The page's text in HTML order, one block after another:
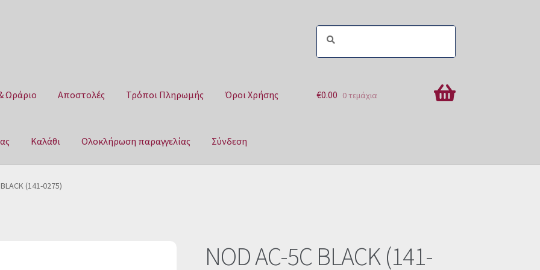
Ωράριο Αποστολές Τρόποι Πληρωμής Όροι Χρήσης
Καλάθι Ολοκλήρωση παραγγελίας Σύνδεση
Αποστολές Τρόποι Πληρωμής
€0.00 0 τεμάχια
(141-0275)
NOD AC-5C BLACK (141-